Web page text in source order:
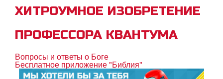
ХИТРОУМНОЕ ИЗОБРЕТЕНИЕ
ПРОФЕССОРА КВАНТУМА
Вопросы и ответы о Боге
Бесплатное приложение "Библия"